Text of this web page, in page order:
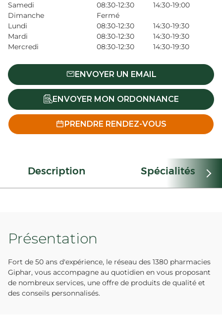
Samedi
08:30-12:30
14:30-19:00
Dimanche
Fermé
Lundi
08:30-12:30
14:30-19:30
Mardi
08:30-12:30
14:30-19:30
Mercredi
08:30-12:30 14:30-19:30
ENVOYER UN EMAIL
ENVOYER MON ORDONNANCE
PRENDRE RENDEZ-VOUS
Description Spécialités
Présentation
Fort de 50 ans d'expérience, le réseau des 1380 pharmacies
Giphar, vous accompagne au quotidien en vous proposant
de nombreux services, une offre de produits de qualité et
des conseils personnalisés.